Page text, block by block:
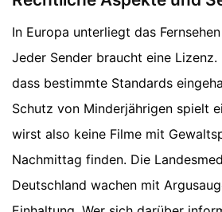
In Europa unterliegt das
Jeder Sender braucht eine
dass bestimmte Standards
Schutz von Minderjährigen spielt
wirst also keine Filme mit
Nachmittag finden. Die
Deutschland wachen mit